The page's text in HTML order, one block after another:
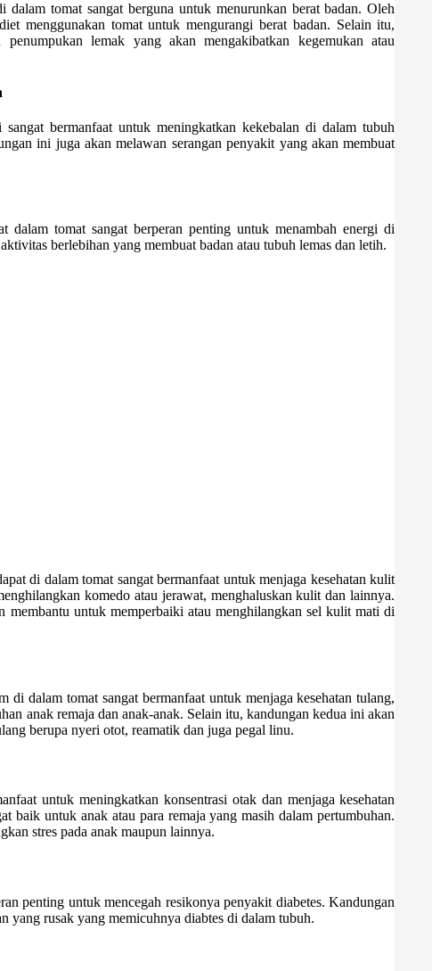
tomat sangat berguna untuk menurunkan berat badan. Oleh
menggunakan tomat untuk mengurangi berat badan. Selain itu,
lemak yang akan mengakibatkan kegemukan atau
bermanfaat untuk meningkatkan kekebalan di dalam tubuh
ini juga akan melawan serangan penyakit yang akan membuat
dalam tomat sangat berperan penting untuk menambah energi di
berlebihan yang membuat badan atau tubuh lemas dan letih.
di dalam tomat sangat bermanfaat untuk menjaga kesehatan kulit
komedo atau jerawat, menghaluskan kulit dan lainnya.
membantu untuk memperbaiki atau menghilangkan sel kulit mati di
dalam tomat sangat bermanfaat untuk menjaga kesehatan tulang,
anak remaja dan anak-anak. Selain itu, kandungan kedua ini akan
berupa nyeri otot, reamatik dan juga pegal linu.
untuk meningkatkan konsentrasi otak dan menjaga kesehatan
baik untuk anak atau para remaja yang masih dalam pertumbuhan.
stres pada anak maupun lainnya.
penting untuk mencegah resikonya penyakit diabetes. Kandungan
yang rusak yang memicuhnya diabtes di dalam tubuh.